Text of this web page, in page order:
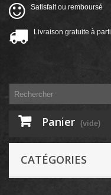
Satisfait ou remboursé
Livraison gratuite à
Panier (vide)
CATÉGORIES